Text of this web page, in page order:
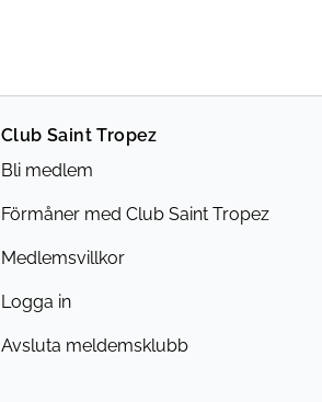
Club Saint Tropez
Bli medlem
Förmåner med Club Saint Tropez
Medlemsvillkor
Logga in
Avsluta meldemsklubb